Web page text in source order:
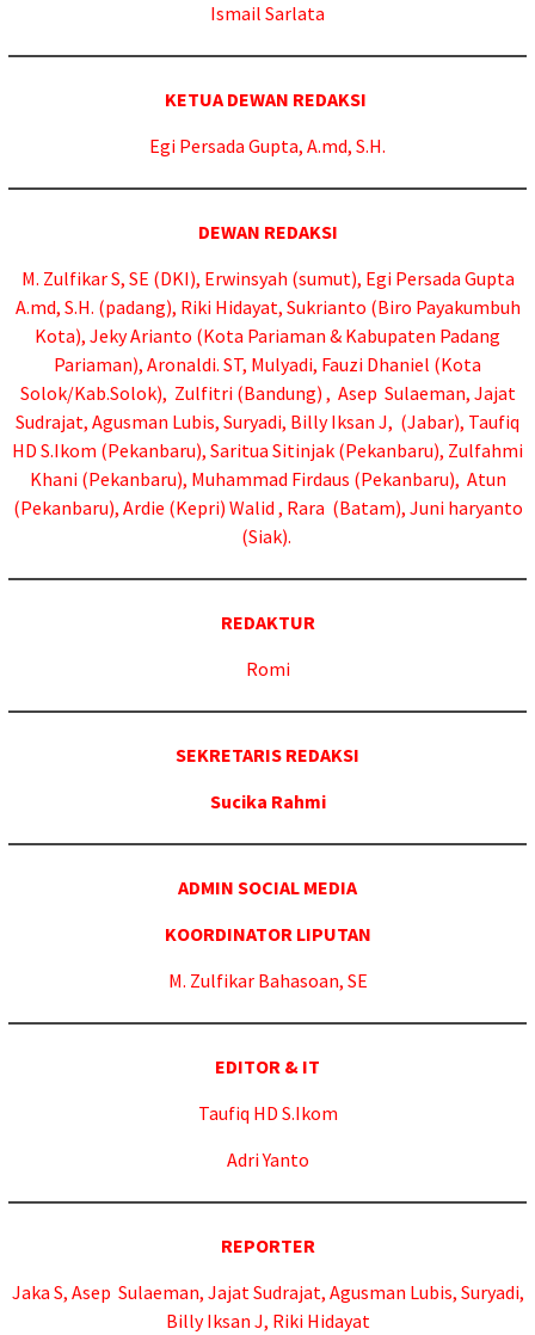
Ismail Sarlata
KETUA DEWAN REDAKSI
Egi Persada Gupta, A.md, S.H.
DEWAN REDAKSI
M. Zulfikar S, SE (DKI), Erwinsyah (sumut), Egi Persada Gupta
A.md, S.H. (padang), Riki Hidayat, Sukrianto (Biro Payakumbuh
Kota), Jeky Arianto (Kota Pariaman & Kabupaten Padang
Pariaman), Aronaldi. ST, Mulyadi, Fauzi Dhaniel (Kota
Solok/Kab.Solok), Zulfitri (Bandung) , Asep Sulaeman, Jajat
Sudrajat, Agusman Lubis, Suryadi, Billy Iksan J, (Jabar), Taufiq
HD S.Ikom (Pekanbaru), Saritua Sitinjak (Pekanbaru), Zulfahmi
Khani (Pekanbaru), Muhammad Firdaus (Pekanbaru), Atun
(Pekanbaru), Ardie (Kepri) Walid , Rara (Batam), Juni haryanto
(Siak).
REDAKTUR
Romi
SEKRETARIS REDAKSI
Sucika Rahmi
ADMIN SOCIAL MEDIA
KOORDINATOR LIPUTAN
M. Zulfikar Bahasoan, SE
EDITOR & IT
Taufiq HD S.Ikom
Adri Yanto
REPORTER
Jaka S, Asep Sulaeman, Jajat Sudrajat, Agusman Lubis, Suryadi,
Billy Iksan J, Riki Hidayat